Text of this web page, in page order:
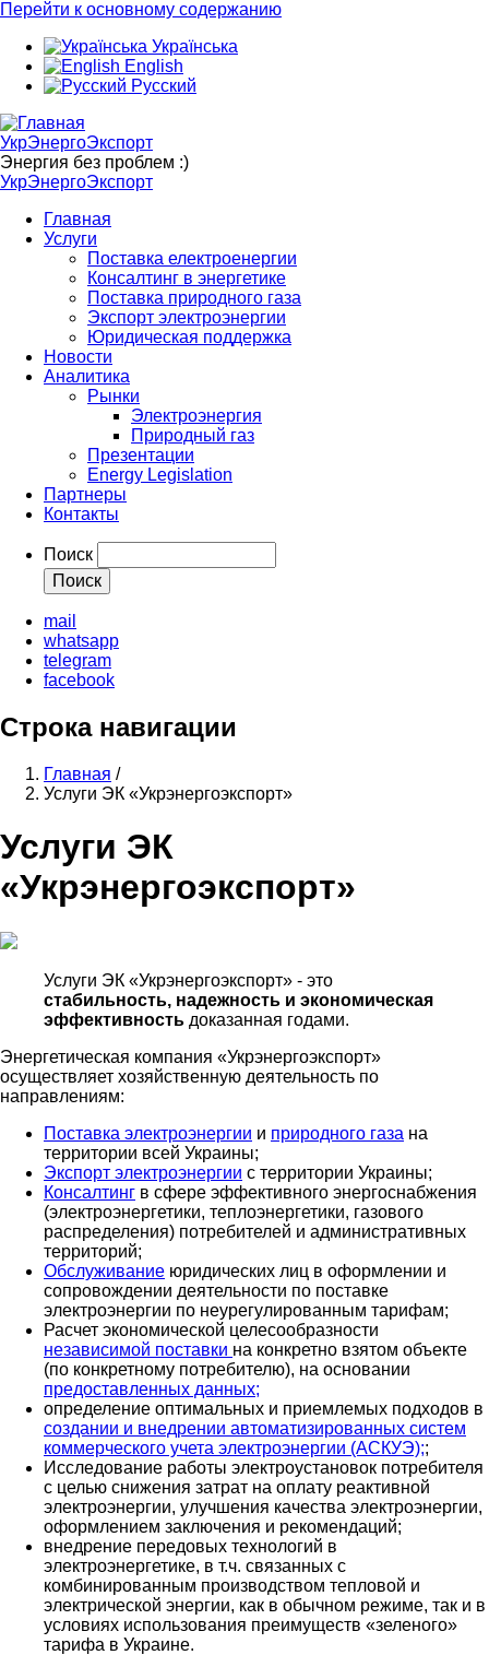
Перейти к основному содержанию
Українська
English
Русский
УкрЭнергоЭкспорт
Энергия без проблем :)
УкрЭнергоЭкспорт
Главная
Услуги
Поставка електроенергии
Консалтинг в энергетике
Поставка природного газа
Экспорт электроэнергии
Юридическая поддержка
Новости
Аналитика
Рынки
Электроэнергия
Природный газ
Презентации
Energy Legislation
Партнеры
Контакты
Поиск
mail
whatsapp
telegram
facebook
Строка навигации
Главная /
Услуги ЭК «Укрэнергоэкспорт»
Услуги ЭК
«Укрэнергоэкспорт»
Услуги ЭК «Укрэнергоэкспорт» - это
стабильность, надежность и экономическая
эффективность доказанная годами.
Энергетическая компания «Укрэнергоэкспорт»
осуществляет хозяйственную деятельность по
направлениям:
Поставка электроэнергии и природного газа на
территории всей Украины;
Экспорт электроэнергии с территории Украины;
Консалтинг в сфере эффективного энергоснабжения
(электроэнергетики, теплоэнергетики, газового
распределения) потребителей и административных
территорий;
Обслуживание юридических лиц в оформлении и
сопровождении деятельности по поставке
электроэнергии по неурегулированным тарифам;
Расчет экономической целесообразности
независимой поставки на конкретно взятом объекте
(по конкретному потребителю), на основании
предоставленных данных;
определение оптимальных и приемлемых подходов в
создании и внедрении автоматизированных систем
коммерческого учета электроэнергии (АСКУЭ);;
Исследование работы электроустановок потребителя
с целью снижения затрат на оплату реактивной
электроэнергии, улучшения качества электроэнергии,
оформлением заключения и рекомендаций;
внедрение передовых технологий в
электроэнергетике, в т.ч. связанных с
комбинированным производством тепловой и
электрической энергии, как в обычном режиме, так и в
условиях использования преимуществ «зеленого»
тарифа в Украине.